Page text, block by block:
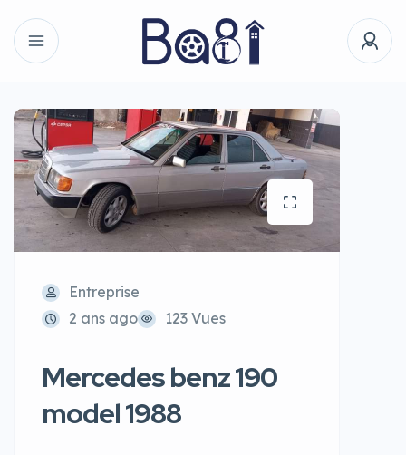
Entreprise
2 ans ago
123 Vues
Mercedes benz 190
model 1988